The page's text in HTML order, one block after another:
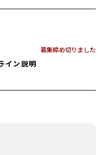
イン説明
募集締め切りました